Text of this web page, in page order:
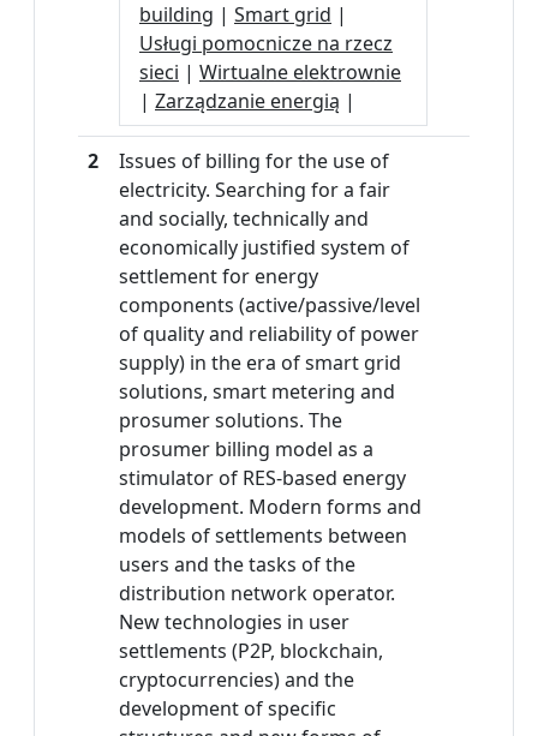
building | Smart grid |
Usługi pomocnicze na rzecz
sieci | Wirtualne elektrownie
| Zarządzanie energią |
2
Issues of billing for the use of
electricity. Searching for a fair
and socially, technically and
economically justified system of
settlement for energy
components (active/passive/level
of quality and reliability of power
supply) in the era of smart grid
solutions, smart metering and
prosumer solutions. The
prosumer billing model as a
stimulator of RES-based energy
development. Modern forms and
models of settlements between
users and the tasks of the
distribution network operator.
New technologies in user
settlements (P2P, blockchain,
cryptocurrencies) and the
development of specific